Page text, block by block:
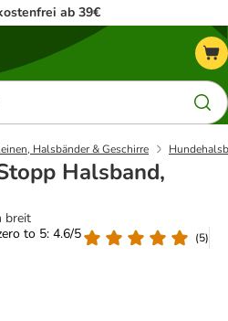
ab 39€
Halsbänder & Geschirre
Halsband,
breit
to 5: 4.6/5
(5)